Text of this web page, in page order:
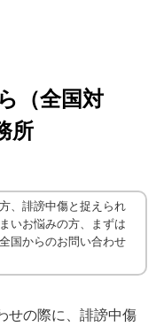
（全国対
所
、誹謗中傷と捉えられ
いお悩みの方、まずは
国からのお問い合わせ
せの際に、誹謗中傷